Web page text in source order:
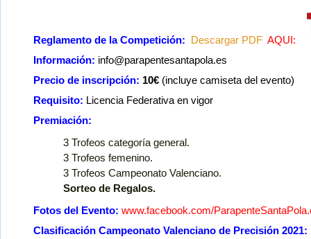
Reglamento de la Competición: Descargar PDF AQUI:
Información: info@parapentesantapola.es
Precio de inscripción: 10€ (incluye camiseta del evento)
Requisito: Licencia Federativa en vigor
Premiación:
3 Trofeos categoría general.
3 Trofeos femenino.
3 Trofeos Campeonato Valenciano.
Sorteo de Regalos.
Fotos del Evento: www.facebook.com/
Clasificación Campeonato Valenciano de Precisión 2021: